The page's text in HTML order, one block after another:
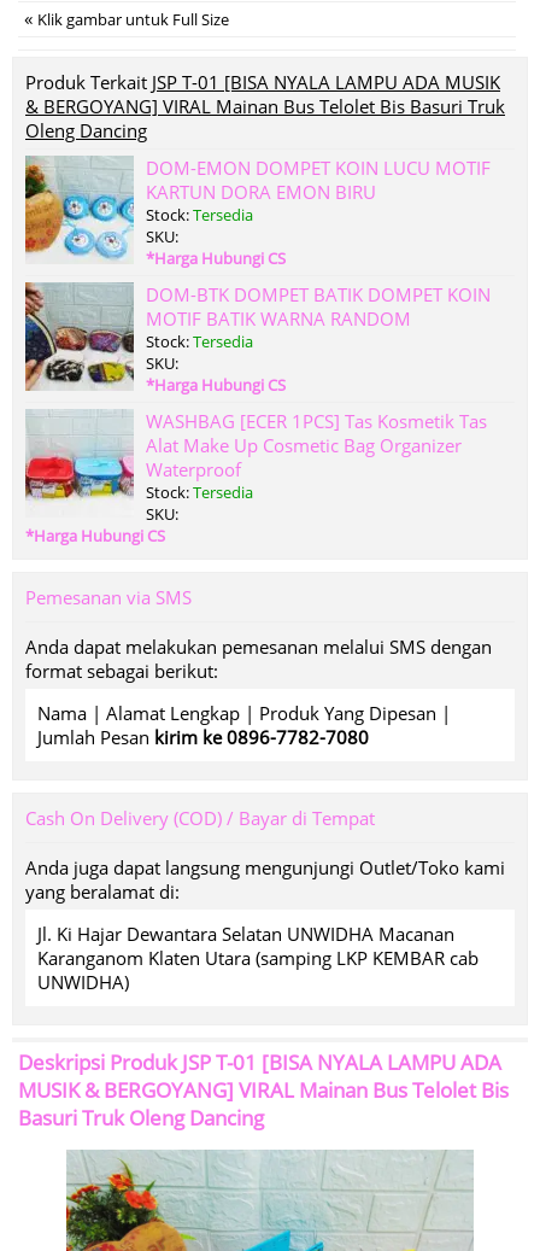
« Klik gambar untuk Full Size
Produk Terkait JSP T-01 [BISA NYALA LAMPU ADA MUSIK
& BERGOYANG] VIRAL Mainan Bus Telolet Bis Basuri Truk
Oleng Dancing
DOM-EMON DOMPET KOIN LUCU MOTIF
KARTUN DORA EMON BIRU
Stock:Tersedia
SKU:
*Harga Hubungi CS
DOM-BTK DOMPET BATIK DOMPET KOIN
MOTIF BATIK WARNA RANDOM
Stock:Tersedia
SKU:
*Harga Hubungi CS
WASHBAG [ECER 1PCS] Tas Kosmetik Tas
Alat Make Up Cosmetic Bag Organizer
Waterproof
Stock:Tersedia
SKU:
*Harga Hubungi CS
Pemesanan via SMS
Anda dapat melakukan pemesanan melalui SMS dengan
format sebagai berikut:
Nama | Alamat Lengkap | Produk Yang Dipesan |
Jumlah Pesan kirim ke 0896-7782-7080
Cash On Delivery (COD) / Bayar di Tempat
Anda juga dapat langsung mengunjungi Outlet/Toko kami
yang beralamat di:
Jl. Ki Hajar Dewantara Selatan UNWIDHA Macanan
Karanganom Klaten Utara (samping LKP KEMBAR cab
UNWIDHA)
Deskripsi ProdukJSP T-01 [BISA NYALA LAMPU ADA
MUSIK & BERGOYANG] VIRAL Mainan Bus Telolet Bis
Basuri Truk Oleng Dancing